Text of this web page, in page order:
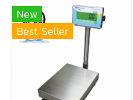
New
Best Seller